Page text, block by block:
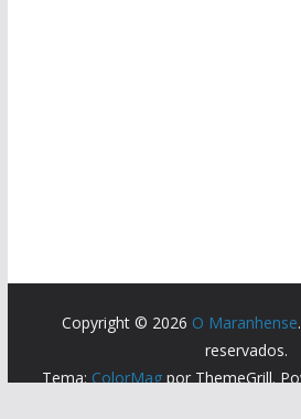
Copyright © 2026 O Maranhense
reservados.
Tema: ColorMag por ThemeGrill.